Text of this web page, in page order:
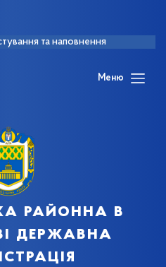
та наповнення
Меню
районна в
державна